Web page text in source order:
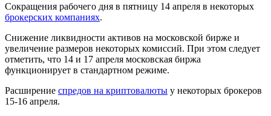
Сокращения рабочего дня в пятницу 14 апреля в некоторых
брокерских компаниях.
Снижение ликвидности активов на московской бирже и
увеличение размеров некоторых комиссий. При этом следует
отметить, что 14 и 17 апреля московская биржа
функционирует в стандартном режиме.
Расширение спредов на криптовалюты у некоторых брокеров
15-16 апреля.